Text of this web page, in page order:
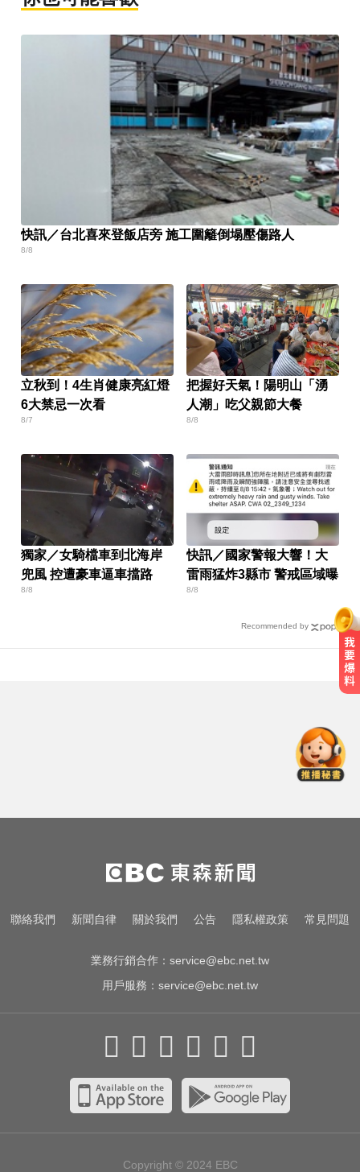
快訊／台北喜來登飯店旁 施工圍籬倒塌壓傷路人
8/8
立秋到！4生肖健康亮紅燈
6大禁忌一次看
8/7
把握好天氣！陽明山「湧
人潮」吃父親節大餐
8/8
獨家／女騎檔車到北海岸
兜風 控遭豪車逼車擋路
8/8
快訊／國家警報大響！大
雷雨猛炸3縣市 警戒區域曝
8/8
Recommended by
車 車頭嚴重變形
奧運、世界盃「性招待裁判」 南韓
足協報公帳被抓包
宏碁發現兆基內部管理缺失 辭任董
聯絡我們 新聞自律 關於我們 公告 隱私權政策 常見問題
業務行銷合作： service@ebc.net.tw
用戶服務： service@ebc.net.tw
Copyright © 2024 EBC